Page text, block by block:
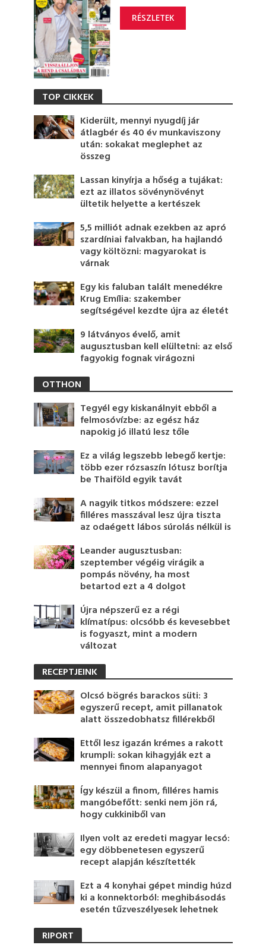
RÉSZLETEK
TOP CIKKEK
Kiderült, mennyi nyugdíj jár
átlagbér és 40 év munkaviszony
után: sokakat meglephet az
összeg
Lassan kinyírja a hőség a tujákat:
ezt az illatos sövénynövényt
ültetik helyette a kertészek
5,5 milliót adnak ezekben az apró
szardíniai falvakban, ha hajlandó
vagy költözni: magyarokat is
várnak
Egy kis faluban talált menedékre
Krug Emília: szakember
segítségével kezdte újra az életét
9 látványos évelő, amit
augusztusban kell elültetni: az első
fagyokig fognak virágozni
OTTHON
Tegyél egy kiskanálnyit ebből a
felmosóvízbe: az egész ház
napokig jó illatú lesz tőle
Ez a világ legszebb lebegő kertje:
több ezer rózsaszín lótusz borítja
be Thaiföld egyik tavát
A nagyik titkos módszere: ezzel
filléres masszával lesz újra tiszta
az odaégett lábos súrolás nélkül is
Leander augusztusban:
szeptember végéig virágik a
pompás növény, ha most
betartod ezt a 4 dolgot
Újra népszerű ez a régi
klímatípus: olcsóbb és kevesebbet
is fogyaszt, mint a modern
változat
RECEPTJEINK
Olcsó bögrés barackos süti: 3
egyszerű recept, amit pillanatok
alatt összedobhatsz fillérekből
Ettől lesz igazán krémes a rakott
krumpli: sokan kihagyják ezt a
mennyei finom alapanyagot
Így készül a finom, filléres hamis
mangóbefőtt: senki nem jön rá,
hogy cukkiniből van
Ilyen volt az eredeti magyar lecsó:
egy döbbenetesen egyszerű
recept alapján készítették
Ezt a 4 konyhai gépet mindig húzd
ki a konnektorból: meghibásodás
esetén tűzveszélyesek lehetnek
RIPORT